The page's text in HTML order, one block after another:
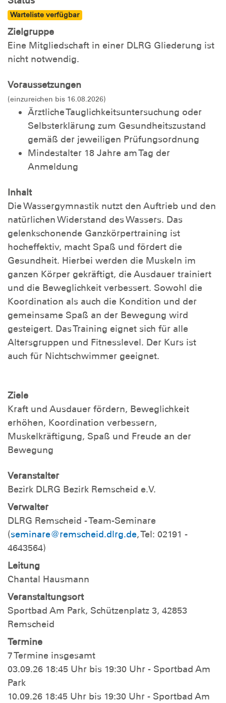
Warteliste verfügbar
Zielgruppe
Eine Mitgliedschaft in einer DLRG Gliederung ist
nicht notwendig.
Voraussetzungen
(einzureichen bis 16.08.2026)
Ärztliche Tauglichkeitsuntersuchung oder
Selbsterklärung zum Gesundheitszustand
gemäß der jeweiligen Prüfungsordnung
Mindestalter 18 Jahre am Tag der
Anmeldung
Inhalt
Die Wassergymnastik nutzt den Auftrieb und den
natürlichen Widerstand des Wassers. Das
gelenkschonende Ganzkörpertraining ist
hocheffektiv, macht Spaß und fördert die
Gesundheit. Hierbei werden die Muskeln im
ganzen Körper gekräftigt, die Ausdauer trainiert
und die Beweglichkeit verbessert. Sowohl die
Koordination als auch die Kondition und der
gemeinsame Spaß an der Bewegung wird
gesteigert. Das Training eignet sich für alle
Altersgruppen und Fitnesslevel. Der Kurs ist
auch für Nichtschwimmer geeignet.
Ziele
Kraft und Ausdauer fördern, Beweglichkeit
erhöhen, Koordination verbessern,
Muskelkräftigung, Spaß und Freude an der
Bewegung
Veranstalter
Bezirk DLRG Bezirk Remscheid e.V.
Verwalter
DLRG Remscheid - Team-Seminare
(seminare@remscheid.dlrg.de, Tel: 02191 -
4643564)
Leitung
Chantal Hausmann
Veranstaltungsort
Sportbad Am Park, Schützenplatz 3, 42853
Remscheid
Termine
7 Termine insgesamt
03.09.26 18:45 Uhr bis 19:30 Uhr - Sportbad Am
Park
10.09.26 18:45 Uhr bis 19:30 Uhr - Sportbad Am